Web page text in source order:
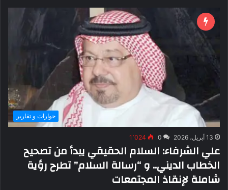
حوارات و تقارير
13 أبريل، 2026 0 1٬024
علي الشرفاء: السلام الحقيقي يبدأ من تصحيح
الخطاب الديني.. و “رسالة السلام” تطرح رؤية
شاملة لإنقاذ المجتمعات